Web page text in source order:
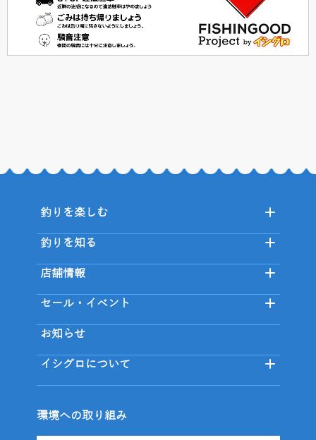
釣りを楽しむ
釣りを知る
店舗情報
セール・イベント
お知らせ
イシグロについて
環境への取り組み